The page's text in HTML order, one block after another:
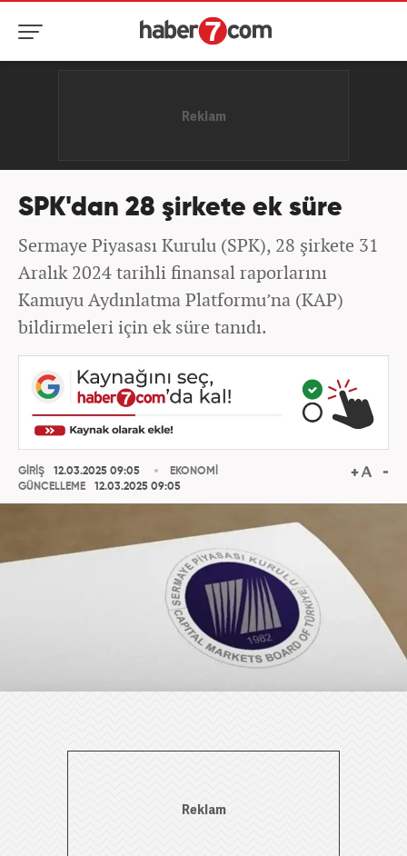
SPK'dan 28 şirkete ek süre
Sermaye Piyasası Kurulu (SPK), 28 şirkete 31
Aralık 2024 tarihli finansal raporlarını
Kamuyu Aydınlatma Platformu’na (KAP)
bildirmeleri için ek süre tanıdı.
GİRİŞ
12.03.2025 09:05
GÜNCELLEME
12.03.2025 09:05
EKONOMİ